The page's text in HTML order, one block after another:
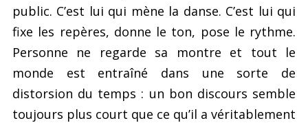
public. C’est lui qui mène la danse. C’est lui qui
fixe les repères, donne le ton, pose le rythme.
Personne ne regarde sa montre et tout le
monde est entraîné dans une sorte de
distorsion du temps : un bon discours semble
toujours plus court que ce qu’il a véritablement